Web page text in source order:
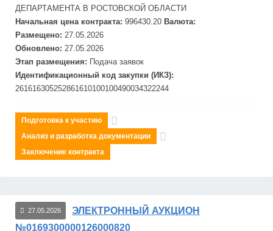
ДЕПАРТАМЕНТА В РОСТОВСКОЙ ОБЛАСТИ
Начальная цена контракта: 996430.20 Валюта:
Размещено: 27.05.2026
Обновлено: 27.05.2026
Этап размещения: Подача заявок
Идентификационный код закупки (ИКЗ):
261616305252861610100100490034322244
Подготовка к участию
Анализ и разработка документации
Заключение контракта
27.05.2026
ЭЛЕКТРОННЫЙ АУКЦИОН
№0169300000126000820